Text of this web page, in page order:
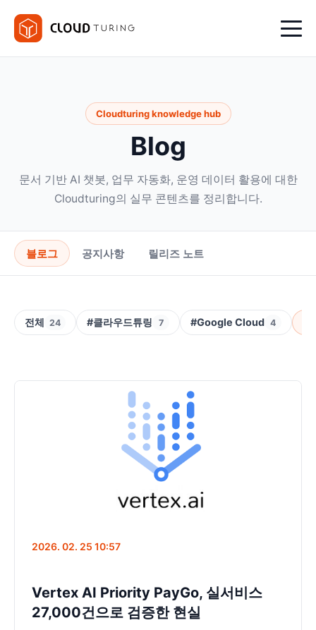
Cloudturing knowledge hub
Blog
문서 기반 AI 챗봇, 업무 자동화, 운영 데이터 활용에 대한
Cloudturing의 실무 콘텐츠를 정리합니다.
블로그 공지사항 릴리즈 노트
전체 24 #클라우드튜링 7 #Google Cloud 4
2026. 02. 25 10:57
Vertex AI Priority PayGo, 실서비스
27,000건으로 검증한 현실